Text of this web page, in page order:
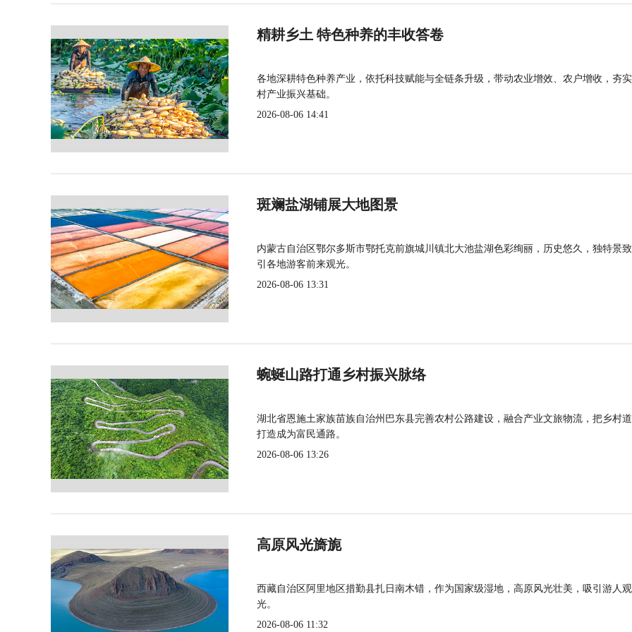
精耕乡土 特色种养的丰收答卷
各地深耕特色种养产业，依托科技赋能与全链条升级，带动农业增效、农户增收，夯
村产业振兴基础。
2026-08-06 14:41
斑斓盐湖铺展大地图景
内蒙古自治区鄂尔多斯市鄂托克前旗城川镇北大池盐湖色彩绚丽，历史悠久，独特景
引各地游客前来观光。
2026-08-06 13:31
蜿蜒山路打通乡村振兴脉络
湖北省恩施土家族苗族自治州巴东县完善农村公路建设，融合产业文旅物流，把乡村
打造成为富民通路。
2026-08-06 13:26
高原风光旖旎
西藏自治区阿里地区措勤县扎日南木错，作为国家级湿地，高原风光壮美，吸引游人观
光。
2026-08-06 11:32